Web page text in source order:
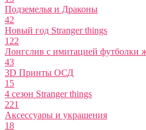
Подземелья и Драконы
42
Новый год Stranger things
122
Лонгслив с имитацией футболки
43
3D Принты ОСД
15
4 сезон Stranger things
221
Аксессуары и украшения
18